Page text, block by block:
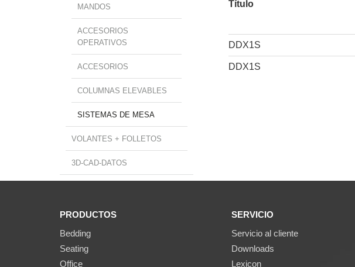
MANDOS
ACCESORIOS
OPERATIVOS
ACCESORIOS
COLUMNAS ELEVABLES
SISTEMAS DE MESA
VOLANTES + FOLLETOS
3D-CAD-DATOS
Título
DDX1S
DDX1S
PRODUCTOS
Bedding
Seating
Office
SERVICIO
Servicio al cliente
Downloads
Lexicon